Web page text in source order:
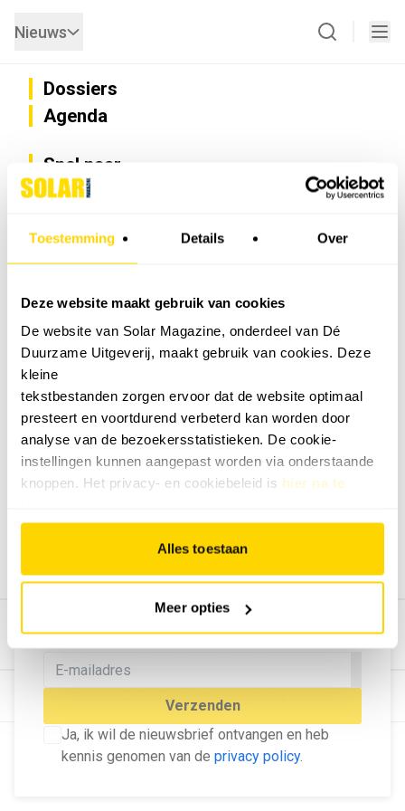
Toestemming Details Over
Deze website maakt gebruik van cookies
De website van Solar Magazine, onderdeel van Dé
Duurzame Uitgeverij, maakt gebruik van cookies. Deze
kleine
tekstbestanden zorgen ervoor dat de website optimaal
presteert en voortdurend verbeterd kan worden door
analyse van de bezoekersstatistieken. De cookie-
instellingen kunnen aangepast worden via onderstaande
knoppen. Het privacy- en cookiebeleid is hier na te
Alles toestaan
Meer opties
MELD U AAN VOOR ONZE
NIEUWSBRIEF
Blijf op de hoogte van het laatste nieuws!
Verzenden
Ja, ik wil de nieuwsbrief ontvangen en heb
kennis genomen van de privacy policy.
Nieuws
Dossiers
Agenda
Snel naar
Privacy
Nieuwsbrief
Vacatures
Installateurzoeker
Cookievoorkeuren wijzigen
English
Geef ons feedback
Vertel ons wat je van onze website vindt.
Tip de redactie
Bekijk hier de mogelijkheden.
© Dé Duurzame Uitgeverij